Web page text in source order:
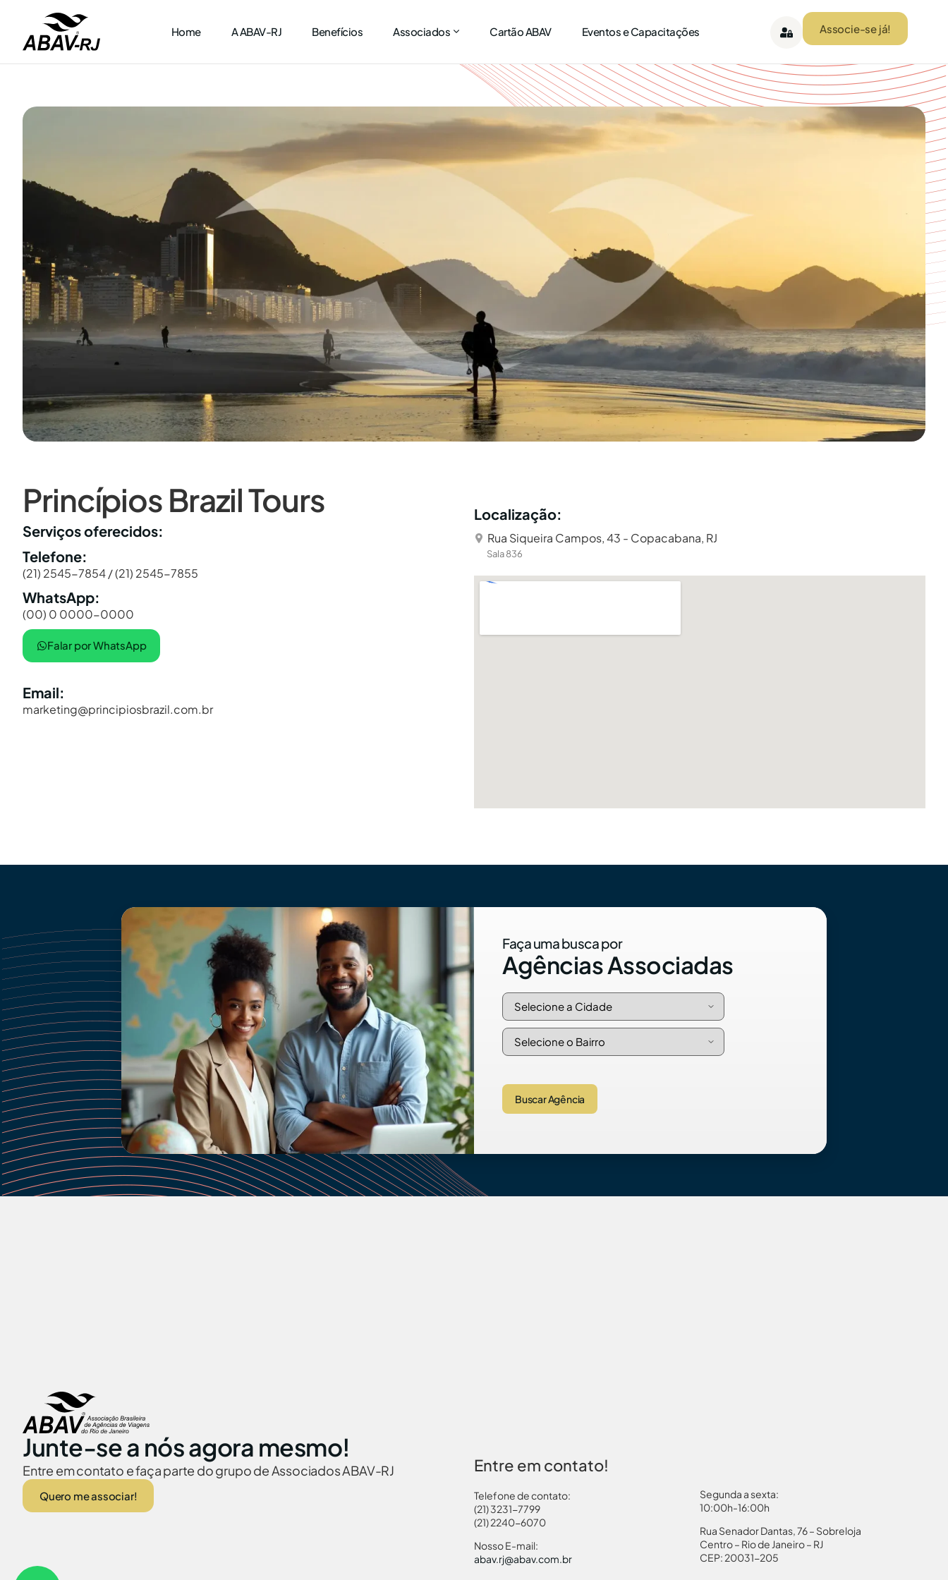
Home A ABAV-RJ Benefícios Associados Cartão ABAV Eventos e Capacitações Associe-se já!
Princípios Brazil Tours
Serviços oferecidos:
Telefone:
(21) 2545-7854 / (21) 2545-7855
WhatsApp:
(00) 0 0000-0000
Falar por WhatsApp
Email:
marketing@principiosbrazil.com.br
Localização:
Rua Siqueira Campos, 43 - Copacabana, RJ
Sala 836
Faça uma busca por
Agências Associadas
Buscar Agência
Junte-se a nós agora mesmo!
Entre em contato e faça parte do grupo de Associados ABAV-RJ
Quero me associar!
Entre em contato!
Telefone de contato:
(21) 3231-7799
(21) 2240-6070
Nosso E-mail:
abav.rj@abav.com.br
Segunda a sexta:
10:00h-16:00h
Rua Senador Dantas, 76 – Sobreloja
Centro – Rio de Janeiro – RJ
CEP: 20031-205
Autorização Menores